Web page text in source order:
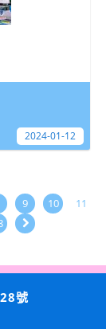
2024-01-12
9 10
11
號